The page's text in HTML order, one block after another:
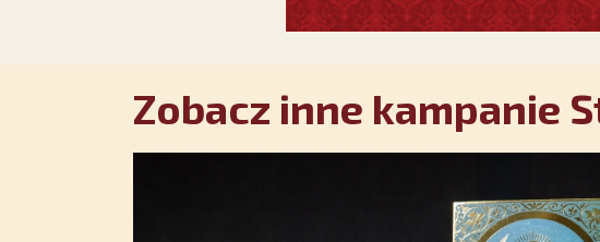
Zobacz inne kampanie